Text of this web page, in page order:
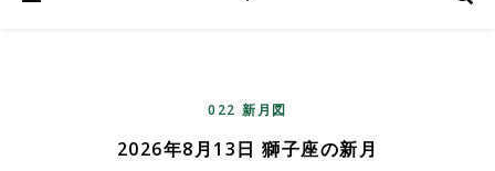
022 新月図
2026年8月13日 獅子座の新月